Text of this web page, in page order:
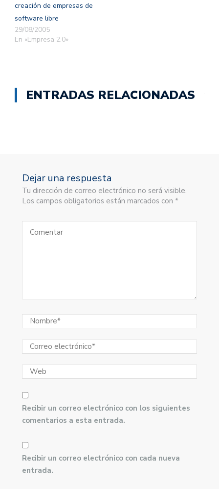
creación de empresas de
software libre
29/08/2005
En «Empresa 2.0»
ENTRADAS RELACIONADAS
Dejar una respuesta
Tu dirección de correo electrónico no será visible.
Los campos obligatorios están marcados con *
Recibir un correo electrónico con los siguientes
comentarios a esta entrada.
Recibir un correo electrónico con cada nueva
entrada.